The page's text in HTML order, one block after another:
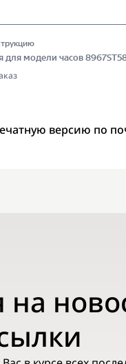
для модели часов
версию по
на